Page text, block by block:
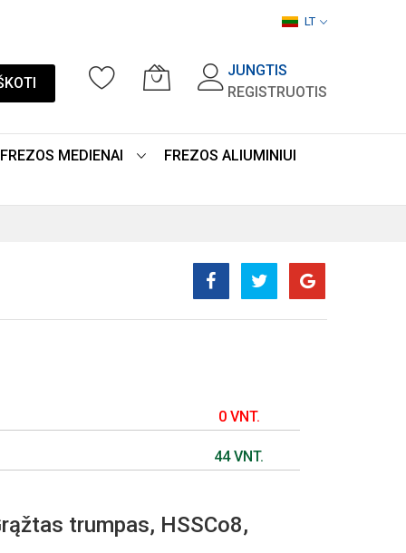
LT
JUNGTIS
REGISTRUOTIS
FREZOS MEDIENAI
FREZOS ALIUMINIUI
0 VNT.
44 VNT.
trumpas, HSSCo8,